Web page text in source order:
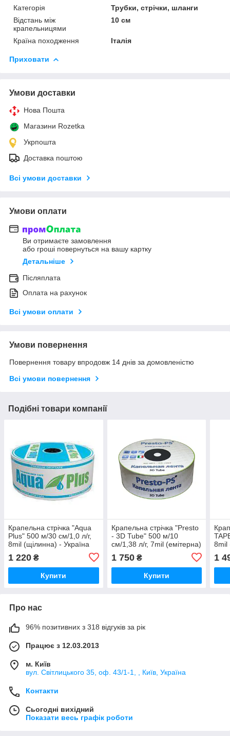
Категорія
Трубки, стрічки, шланги
Відстань між
крапельницями
10 см
Країна походження Італія
Приховати
Умови доставки
Нова Пошта
Магазини Rozetka
Укрпошта
Доставка поштою
Всі умови доставки
Умови оплати
Ви отримаєте замовлення
або гроші повернуться на вашу картку
Детальніше
Післяплата
Оплата на рахунок
Всі умови оплати
Умови повернення
Повернення товару впродовж 14 днів за домовленістю
Всі умови повернення
Подібні товари компанії
Крапельна стрічка "Aqua
Plus" 500 м/30 см/1,0 л/г,
8mil (щілинна) - Україна
1 220 ₴
Купити
Крапельна стрічка "Presto
- 3D Tube" 500 м/10
см/1,38 л/г, 7mil (емітерна)
1 750₴
Купити
8mil
1
Про нас
96% позитивних з 318 відгуків за рік
Працює з 12.03.2013
м. Київ
вул. Світлицького 35, оф. 43/1-1, , Київ, Україна
Контакти
Сьогодні вихідний
Показати весь графік роботи